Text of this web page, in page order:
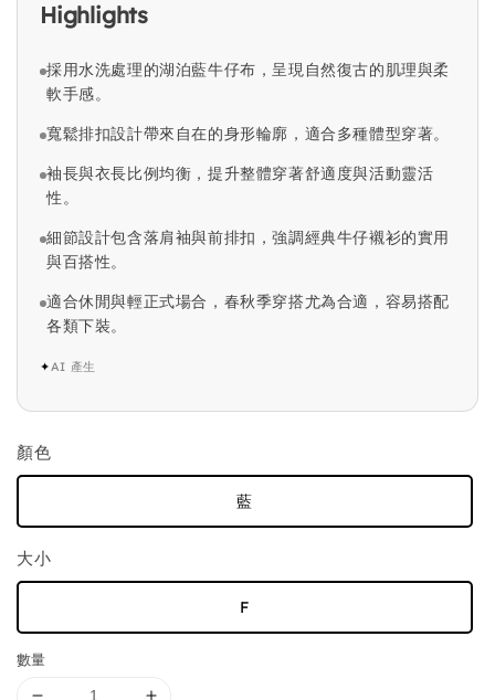
Highlights
採用水洗處理的湖泊藍牛仔布，呈現自然復古的肌理與柔
軟手感。
寬鬆排扣設計帶來自在的身形輪廓，適合多種體型穿著。
袖長與衣長比例均衡，提升整體穿著舒適度與活動靈活
性。
細節設計包含落肩袖與前排扣，強調經典牛仔襯衫的實用
與百搭性。
適合休閒與輕正式場合，春秋季穿搭尤為合適，容易搭配
各類下裝。
✦AI 產生
顏色
藍
大小
F
數量